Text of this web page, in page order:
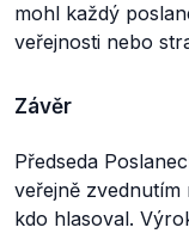
mohl každý
veřejnosti nebo
Závěr
Předseda
veřejně zvednutím
kdo hlasoval.